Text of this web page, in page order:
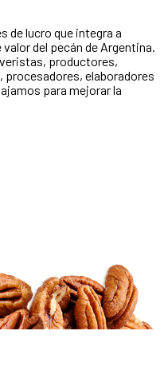
de lucro que integra a
del pecán de Argentina.
productores,
elaboradores
para mejorar la